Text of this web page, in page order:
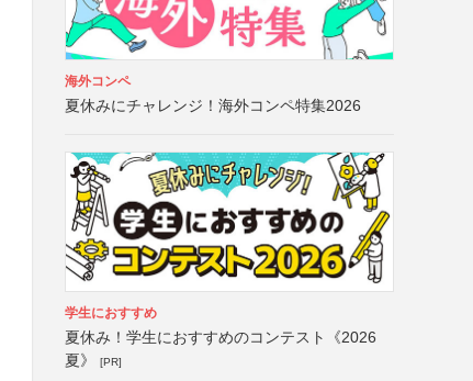
海外コンペ
夏休みにチャレンジ！海外コンペ特集2026
学生におすすめ
夏休み！学生におすすめのコンテスト《2026
夏》
[PR]